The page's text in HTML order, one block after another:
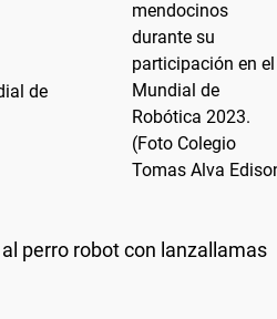
de
perro robot con lanzallamas